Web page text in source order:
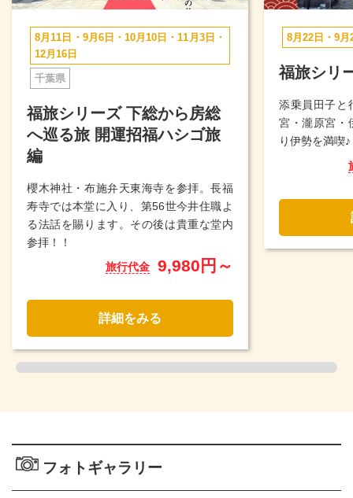
福旅シリーズ 下総から房総
へ巡る旅 開運招福ハシゴ旅
編
8月11日・9月6日・10月10日・11月3日・
12月16日
千葉県
櫻木神社・布施弁天東海寺を参拝。長福
寿寺では本堂に入り、第56世今井住職よ
る法話を賜ります。その後は貴重な堂内
参拝！！
旅行代金 9,980円～
詳細をみる
福旅シリ
8月22日・9月
添乗員田子と
宮・瀧原宮・
り伊勢を満喫♪
フォトギャラリー